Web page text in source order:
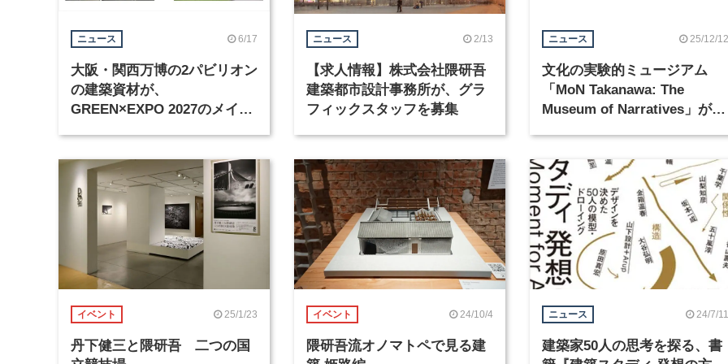
ニュース 6/17
大阪・関西万博の2パビリオン
の建築資材が、
GREEN×EXPO 2027のメイン
ニュース 2/13
【求人情報】株式会社隈研吾
建築都市設計事務所が、グラ
フィックスタッフを募集
ニュース 25/12/12
文化の実験的ミュージアム
「MoN Takanawa: The
Museum of Narratives」が
イベント 25/1/23
丹下健三と隈研吾 二つの国
イベント 24/10/4
隈研吾流オノマトペで見る建
ニュース 24/7/11
建築家50人の思考を探る、書